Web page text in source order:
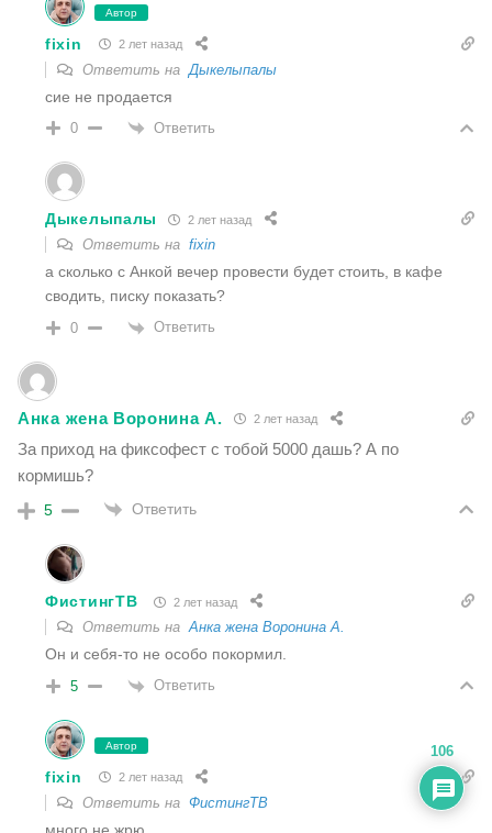
Автор
fixin 2 лет назад
Ответить на Дыкелыпалы
сие не продается
0 Ответить
Дыкелыпалы 2 лет назад
Ответить на fixin
а сколько с Анкой вечер провести будет стоить, в кафе
сводить, писку показать?
0 Ответить
Анка жена Воронина А. 2 лет назад
За приход на фиксофест с тобой 5000 дашь? А по
кормишь?
5 Ответить
ФистингТВ 2 лет назад
Ответить наАнка жена Воронина А.
Он и себя-то не особо покормил.
5 Ответить
Автор
fixin 2 лет назад
Ответить на ФистингТВ
много не жрю
106